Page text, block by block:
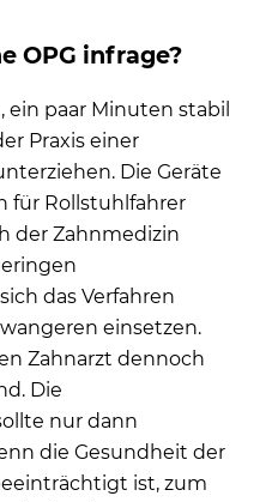
OPG infrage?
ein paar Minuten stabil
Praxis einer
Die Geräte
für Rollstuhlfahrer
der Zahnmedizin
das Verfahren
einsetzen.
Zahnarzt dennoch
Die
nur dann
die Gesundheit der
ist, zum